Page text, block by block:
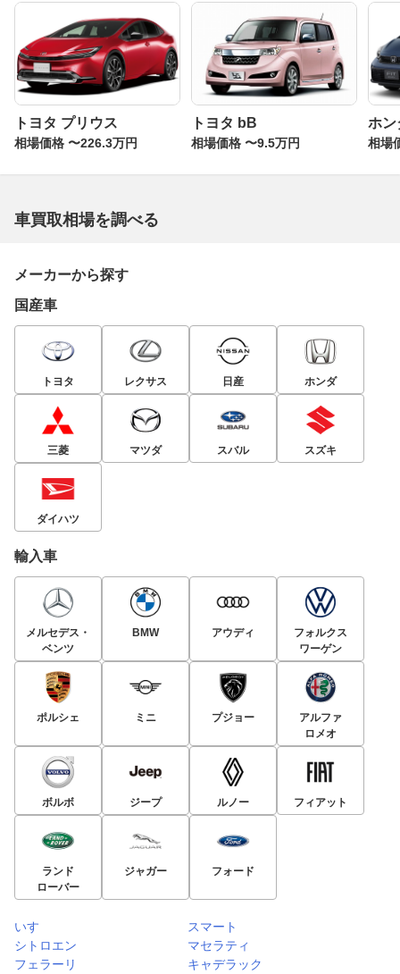
トヨタ プリウス
相場価格 〜226.3万円
トヨタ bB
相場価格 〜9.5万円
ホン
相場
車買取相場を調べる
メーカーから探す
国産車
トヨタ レクサス 日産 ホンダ
三菱 マツダ スバル スズキ
ダイハツ
輸入車
メルセデス・
ベンツ
BMW アウディ
フォルクス
ワーゲン
ポルシェ ミニ プジョー
アルファ
ロメオ
ボルボ ジープ ルノー フィアット
ランド
ローバー
ジャガー フォード
いすゞ
スマート
シトロエン
マセラティ
フェラーリ
キャデラック